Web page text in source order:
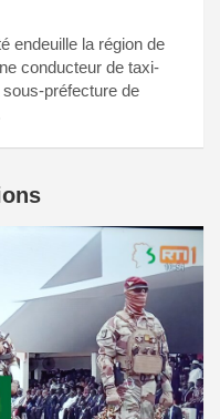
endeuille la région de
conducteur de taxi-
préfecture de